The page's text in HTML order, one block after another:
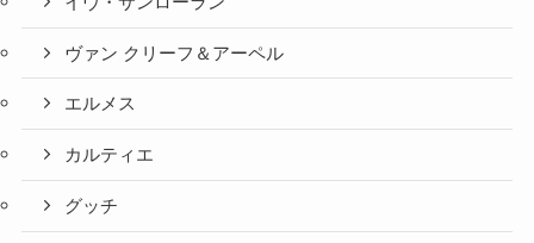
ヴァン クリーフ＆アーペル
エルメス
カルティエ
グッチ